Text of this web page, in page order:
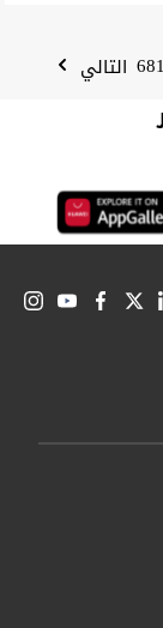
681 التالي